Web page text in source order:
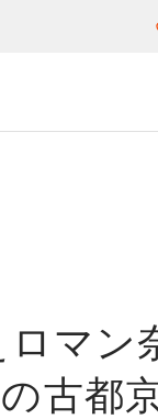
ロマン
古都